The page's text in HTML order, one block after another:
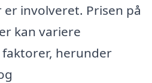
involveret. Prisen på
kan variere
herunder